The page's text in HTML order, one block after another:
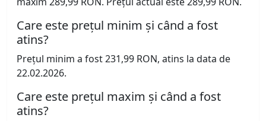
Care este prețul minim și când a fost
atins?
Prețul minim a fost 231,99 RON, atins la data de
22.02.2026.
Care este prețul maxim și când a fost
atins?